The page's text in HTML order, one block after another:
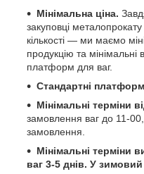
Мінімальна ціна.
закуповці
кількості — ми маємо
продукцію та
платформ для ваг.
Стандартні
Мінімальні терміни
замовлення ваг до 11-
замовлення.
Мінімальні терміни
ваг 3-5 днів. У зимовий